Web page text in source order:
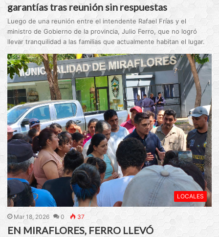
garantías tras reunión sin respuestas
Luego de una reunión entre el intendente Rafael Frías y el
ministro de Gobierno de la provincia, Julio Ferro, que no logró
llevar tranquilidad a las familias que actualmente habitan el lugar.
LOCALES
Mar 18, 2026 0 37
EN MIRAFLORES, FERRO LLEVÓ